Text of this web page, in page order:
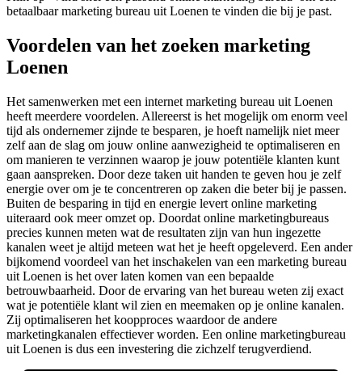
betaalbaar marketing bureau uit Loenen te vinden die bij je past.
Voordelen van het zoeken marketing
Loenen
Het samenwerken met een internet marketing bureau uit Loenen
heeft meerdere voordelen. Allereerst is het mogelijk om enorm veel
tijd als ondernemer zijnde te besparen, je hoeft namelijk niet meer
zelf aan de slag om jouw online aanwezigheid te optimaliseren en
om manieren te verzinnen waarop je jouw potentiële klanten kunt
gaan aanspreken. Door deze taken uit handen te geven hou je zelf
energie over om je te concentreren op zaken die beter bij je passen.
Buiten de besparing in tijd en energie levert online marketing
uiteraard ook meer omzet op. Doordat online marketingbureaus
precies kunnen meten wat de resultaten zijn van hun ingezette
kanalen weet je altijd meteen wat het je heeft opgeleverd. Een ander
bijkomend voordeel van het inschakelen van een marketing bureau
uit Loenen is het over laten komen van een bepaalde
betrouwbaarheid. Door de ervaring van het bureau weten zij exact
wat je potentiële klant wil zien en meemaken op je online kanalen.
Zij optimaliseren het koopproces waardoor de andere
marketingkanalen effectiever worden. Een online marketingbureau
uit Loenen is dus een investering die zichzelf terugverdiend.